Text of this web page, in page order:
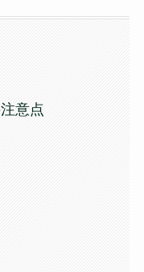
意点